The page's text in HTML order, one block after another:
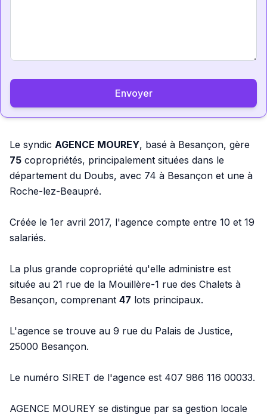
Envoyer
Le syndic AGENCE MOUREY, basé à Besançon, gère
75 copropriétés, principalement situées dans le
département du Doubs, avec 74 à Besançon et une à
Roche-lez-Beaupré.
Créée le 1er avril 2017, l'agence compte entre 10 et 19
salariés.
La plus grande copropriété qu'elle administre est
située au 21 rue de la Mouillère-1 rue des Chalets à
Besançon, comprenant 47 lots principaux.
L'agence se trouve au 9 rue du Palais de Justice,
25000 Besançon.
Le numéro SIRET de l'agence est 407 986 116 00033.
AGENCE MOUREY se distingue par sa gestion locale